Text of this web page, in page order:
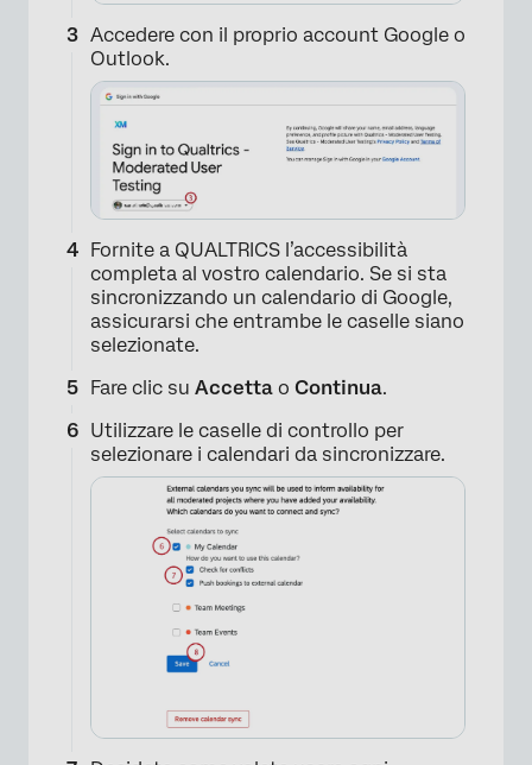
Accedere con il proprio account Google o
Outlook.
Fornite a QUALTRICS l’accessibilità
completa al vostro calendario. Se si sta
sincronizzando un calendario di Google,
assicurarsi che entrambe le caselle siano
selezionate.
Fare clic su Accetta o Continua.
Utilizzare le caselle di controllo per
selezionare i calendari da sincronizzare.